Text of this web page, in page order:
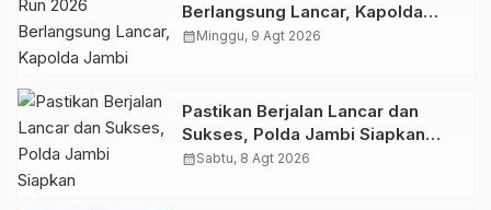
Berlangsung Lancar, Kapolda
Jambi Ucapkan Terimakasih dan
calendar_monthMinggu, 9 Agt 2026
Pastikan Berjalan Lancar dan
Sukses, Polda Jambi Siapkan
Pengamanan Berlapis untuk 8.750
calendar_monthSabtu, 8 Agt 2026